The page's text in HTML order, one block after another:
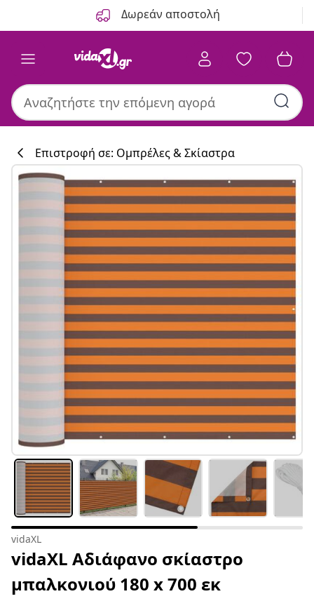
Δωρεάν αποστολή
#sharemevidaxl
Συλλογή
Επιστροφή σε: Ομπρέλες & Σκίαστρα
vidaXL
vidaXL Αδιάφανο σκίαστρο
μπαλκονιού 180 x 700 εκ